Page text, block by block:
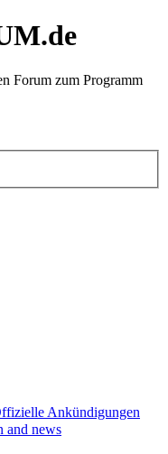
Forum zum Programm
Ankündigungen
and news